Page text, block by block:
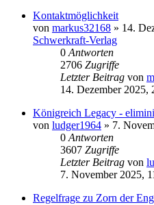
Kontaktmöglichkeit
von markus32168 » 14.
Schwerkraft-Verlag
0 Antworten
2706 Zugriffe
Letzter Beitrag von
14. Dezember 2025,
Königreich Legacy -
von ludger1964 » 7.
0 Antworten
3607 Zugriffe
Letzter Beitrag von
7. November 2025,
Regelfrage zu Zorn der